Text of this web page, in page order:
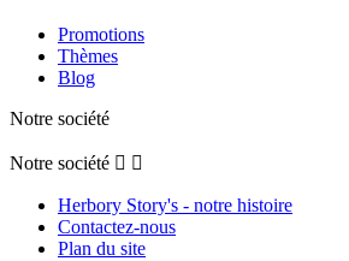
Promotions
Thèmes
Blog
Notre société
Notre société  
Herbory Story's - notre histoire
Contactez-nous
Plan du site